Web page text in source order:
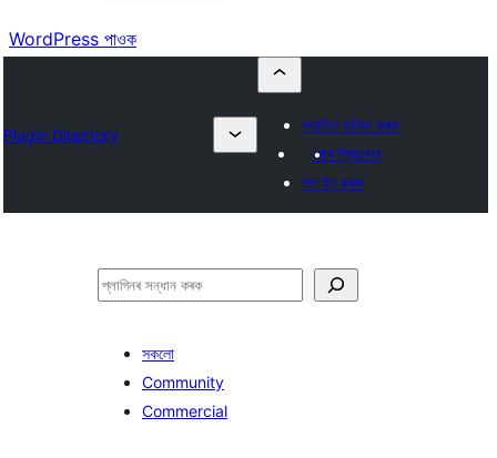
WordPress পাওক
Plugin Directory
প্লাগিন দাখিল কৰক
মোৰ প্ৰিয়বোৰ
লগ ইন কৰক
সন্ধান
সকলো
Community
Commercial